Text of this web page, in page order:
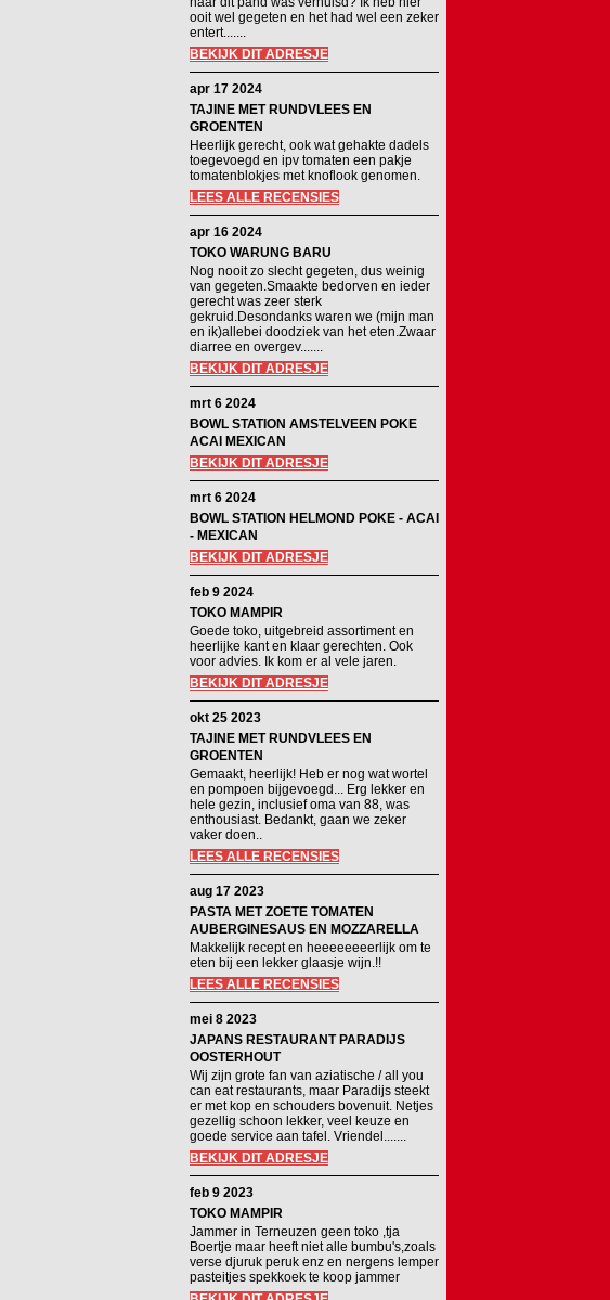
ooit wel gegeten en het had wel een zeker
entert.......
BEKIJK DIT ADRESJE
apr 17 2024
TAJINE MET RUNDVLEES EN
GROENTEN
Heerlijk gerecht, ook wat gehakte dadels
toegevoegd en ipv tomaten een pakje
tomatenblokjes met knoflook genomen.
LEES ALLE RECENSIES
apr 16 2024
TOKO WARUNG BARU
Nog nooit zo slecht gegeten, dus weinig
van gegeten.Smaakte bedorven en ieder
gerecht was zeer sterk
gekruid.Desondanks waren we (mijn man
en ik)allebei doodziek van het eten.Zwaar
diarree en overgev.......
BEKIJK DIT ADRESJE
mrt 6 2024
BOWL STATION AMSTELVEEN POKE
ACAI MEXICAN
BEKIJK DIT ADRESJE
mrt 6 2024
BOWL STATION HELMOND POKE - ACAI
- MEXICAN
BEKIJK DIT ADRESJE
feb 9 2024
TOKO MAMPIR
Goede toko, uitgebreid assortiment en
heerlijke kant en klaar gerechten. Ook
voor advies. Ik kom er al vele jaren.
BEKIJK DIT ADRESJE
okt 25 2023
TAJINE MET RUNDVLEES EN
GROENTEN
Gemaakt, heerlijk! Heb er nog wat wortel
en pompoen bijgevoegd... Erg lekker en
hele gezin, inclusief oma van 88, was
enthousiast. Bedankt, gaan we zeker
vaker doen..
LEES ALLE RECENSIES
aug 17 2023
PASTA MET ZOETE TOMATEN
AUBERGINESAUS EN MOZZARELLA
Makkelijk recept en heeeeeeeerlijk om te
eten bij een lekker glaasje wijn.!!
LEES ALLE RECENSIES
mei 8 2023
JAPANS RESTAURANT PARADIJS
OOSTERHOUT
Wij zijn grote fan van aziatische / all you
can eat restaurants, maar Paradijs steekt
er met kop en schouders bovenuit. Netjes
gezellig schoon lekker, veel keuze en
goede service aan tafel. Vriendel.......
BEKIJK DIT ADRESJE
feb 9 2023
TOKO MAMPIR
Jammer in Terneuzen geen toko ,tja
Boertje maar heeft niet alle bumbu's,zoals
verse djuruk peruk enz en nergens lemper
pasteitjes spekkoek te koop jammer